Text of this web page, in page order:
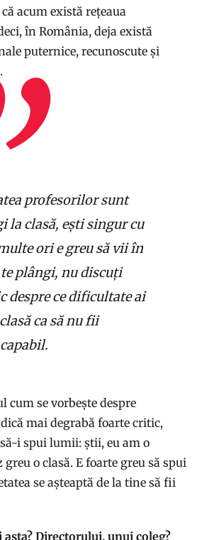
acum există rețeaua
în România, deja există
puternice, recunoscute și
profesorilor sunt
la clasă, ești singur cu
ori e greu să vii în
plângi, nu discuți
despre ce dificultate ai
ca să nu fii
se vorbește despre
mai degrabă foarte critic,
i spui lumii: știi, eu am o
o clasă. E foarte greu să spui
se așteaptă de la tine să fii
Directorului, unui coleg?